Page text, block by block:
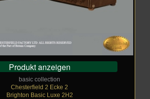
Produkt anzeigen
basic collection
Chesterfield 2 Ecke 2
Brighton Basic Luxe 2H2